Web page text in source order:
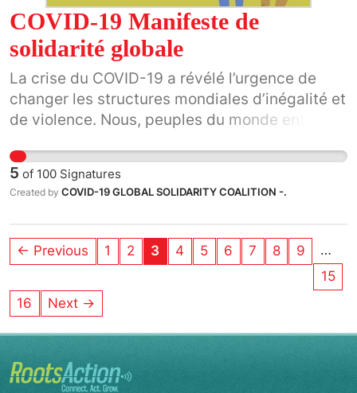
COVID-19 Manifeste de
solidarité globale
La crise du COVID-19 a révélé l’urgence de
changer les structures mondiales d’inégalité et
de violence. Nous, peuples du monde entier,
construire la solidarité à tous les niveaux :
local, national, mondial.
5 of 100 Signatures
Created by COVID-19 GLOBAL SOLIDARITY COALITION -.
← Previous 1 2 3 4 5 6 7 8 9
…
15
16
Next →